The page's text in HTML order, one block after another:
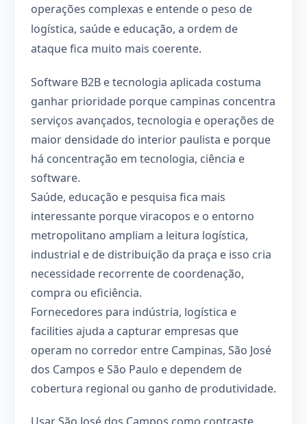
operações complexas e entende o peso de
logística, saúde e educação, a ordem de
ataque fica muito mais coerente.
Software B2B e tecnologia aplicada costuma
ganhar prioridade porque campinas concentra
serviços avançados, tecnologia e operações de
maior densidade do interior paulista e porque
há concentração em tecnologia, ciência e
software.
Saúde, educação e pesquisa fica mais
interessante porque viracopos e o entorno
metropolitano ampliam a leitura logística,
industrial e de distribuição da praça e isso cria
necessidade recorrente de coordenação,
compra ou eficiência.
Fornecedores para indústria, logística e
facilities ajuda a capturar empresas que
operam no corredor entre Campinas, São José
dos Campos e São Paulo e dependem de
cobertura regional ou ganho de produtividade.